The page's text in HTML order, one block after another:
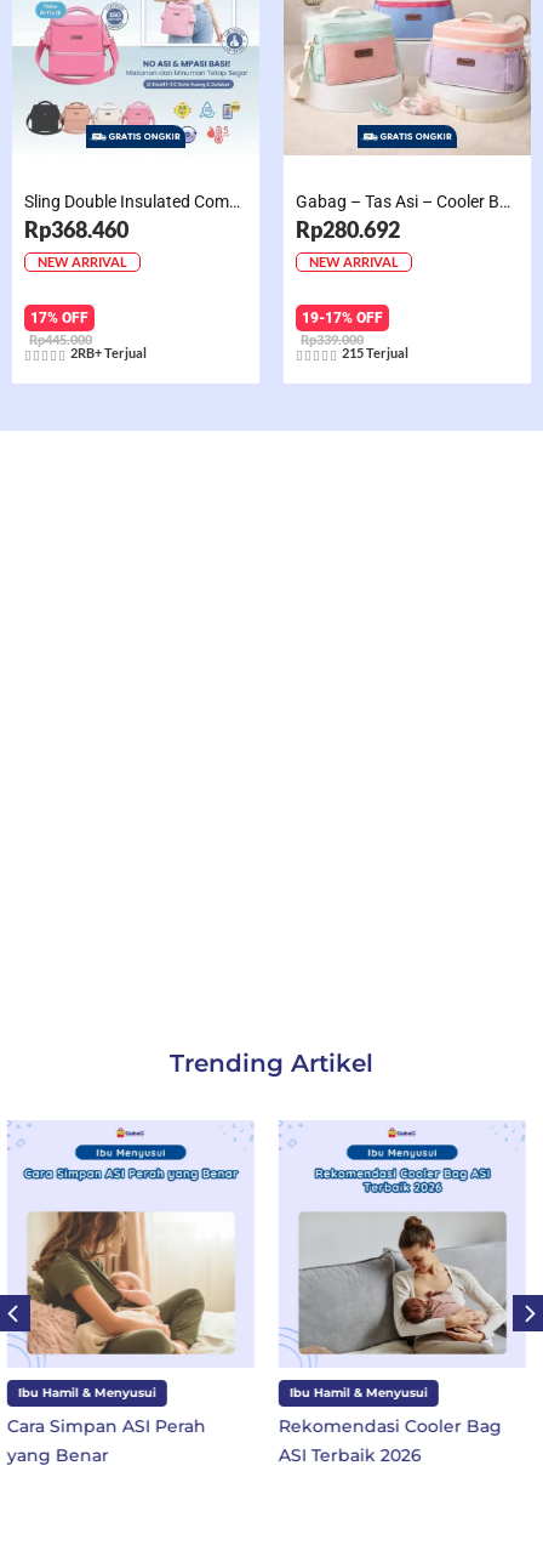
Sling Double Insulated Compartment Cappucino Black, Creamy, Salem, Chocolate
Rp368.460
NEW ARRIVAL
17% OFF
Rp445.000
     Rated
2RB+ Terjual
Gabag – Tas Asi – Cooler Bag Sling Single Compartment Mint Grape Bubble
Rp280.692
NEW ARRIVAL
19-17% OFF
Rp339.000
     Rated
215 Terjual
Trending Artikel
Ibu Hamil & Menyusui
Rekomendasi Cooler Bag
ASI Terbaik 2026
Ibu dan Anak
10 Perlengkapan Sekolah
SD Kelas 1 di Tahun Ajaran